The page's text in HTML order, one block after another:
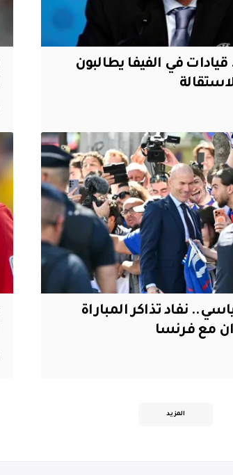
قيادات في الفيفا يطالبون
نفاد تذاكر المباراة
مع فرنسا
المزيد